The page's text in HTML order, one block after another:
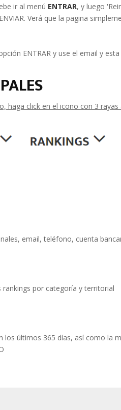
ir al menú ENTRAR, y luego
Verá que la pagina
ENTRAR y use el email y
haga click en el icono con 3 rayas
email, teléfono, cuenta
por categoría y territorial
los últimos 365 días, así como la